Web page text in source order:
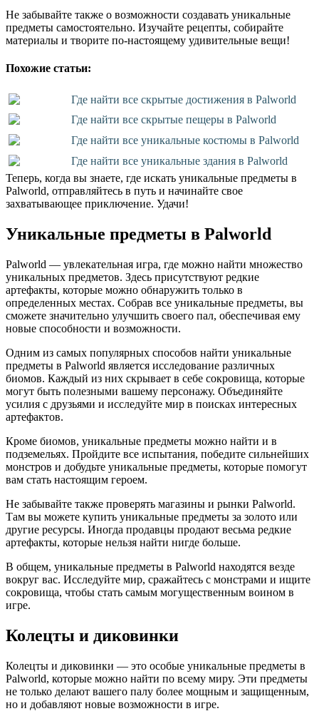
Не забывайте также о возможности создавать уникальные
предметы самостоятельно. Изучайте рецепты, собирайте
материалы и творите по-настоящему удивительные вещи!
Похожие статьи:
Где найти все скрытые достижения в Palworld
Где найти все скрытые пещеры в Palworld
Где найти все уникальные костюмы в Palworld
Где найти все уникальные здания в Palworld
Теперь, когда вы знаете, где искать уникальные предметы в
Palworld, отправляйтесь в путь и начинайте свое
захватывающее приключение. Удачи!
Уникальные предметы в Palworld
Palworld — увлекательная игра, где можно найти множество
уникальных предметов. Здесь присутствуют редкие
артефакты, которые можно обнаружить только в
определенных местах. Собрав все уникальные предметы, вы
сможете значительно улучшить своего пал, обеспечивая ему
новые способности и возможности.
Одним из самых популярных способов найти уникальные
предметы в Palworld является исследование различных
биомов. Каждый из них скрывает в себе сокровища, которые
могут быть полезными вашему персонажу. Объединяйте
усилия с друзьями и исследуйте мир в поисках интересных
артефактов.
Кроме биомов, уникальные предметы можно найти и в
подземельях. Пройдите все испытания, победите сильнейших
монстров и добудьте уникальные предметы, которые помогут
вам стать настоящим героем.
Не забывайте также проверять магазины и рынки Palworld.
Там вы можете купить уникальные предметы за золото или
другие ресурсы. Иногда продавцы продают весьма редкие
артефакты, которые нельзя найти нигде больше.
В общем, уникальные предметы в Palworld находятся везде
вокруг вас. Исследуйте мир, сражайтесь с монстрами и ищите
сокровища, чтобы стать самым могущественным воином в
игре.
Колецты и диковинки
Колецты и диковинки — это особые уникальные предметы в
Palworld, которые можно найти по всему миру. Эти предметы
не только делают вашего палу более мощным и защищенным,
но и добавляют новые возможности в игре.